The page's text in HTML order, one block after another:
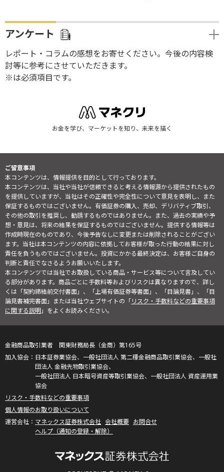
アンケート
レポート・コラムの感想をお寄せください。今後の内容検
討等に参考にさせていただきます。
※は必須項目です。
お金を学び、マーケットを知り、未来を描く
ご留意事項
本コンテンツは、情報提供を目的として行っております。
本コンテンツは、当社や当社が信頼できると考える情報源から提供されたもの
を提供していますが、当社はその正確性や完全性について意見を表明し、また
保証するものではございません。有価証券の購入、売却、デリバティブ取引、
その他の取引を推奨し、勧誘するものではありません。また、過去の実績や予
想・意見は、将来の結果を保証するものではございません。提供する情報等は
作成時現在のものであり、今後予告なしに変更または削除されることがござい
ます。当社は本コンテンツの内容に依拠してお客様が取った行動の結果に対し
責任を負うものではございません。投資にかかる最終決定は、お客様ご自身の
判断と責任でなさるようお願いいたします。
本コンテンツでは当社でお取扱している商品・サービス等について言及してい
る部分があります。商品ごとに手数料等およびリスクは異なりますので、詳し
くは「契約締結前交付書面」、「上場有価証券等書面」、「目論見書」、「目
論見書補完書面」または当社ウェブサイトの「リスク・手数料などの重要事項
に関する説明」をよくお読みください。
金融商品取引業者 関東財務局長（金商）第165号
日本証券業協会、一般社団法人 第二種金融商品取引業協会、一般社
団法人 金融先物取引業協会、
一般社団法人 日本暗号資産等取引業協会、一般社団法人 資産運用業
協会
リスク・手数料などの重要事項
個人情報のお取り扱いについて
マネックス証券株式会社 会社概要 お問合せ
ヘルプ（通知の登録・解除）